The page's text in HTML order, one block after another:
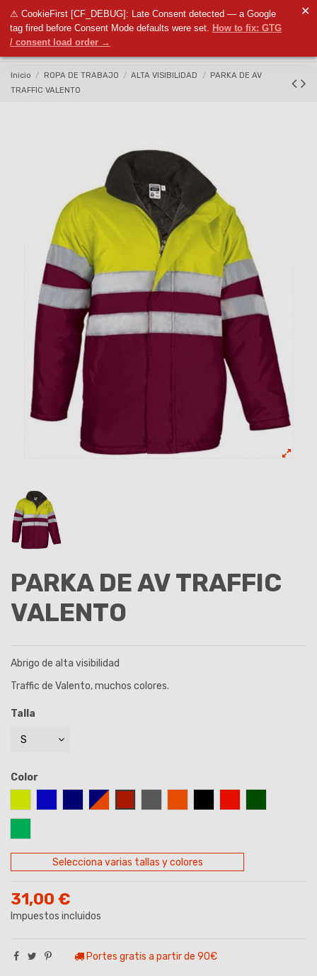
⚠ CookieFirst [CF_DEBUG]: Late Consent detected — a Google
tag fired before Consent Mode defaults were set. How to fix: GTG
/ consent load order →
✕
Inicio ROPA DE TRABAJO ALTA VISIBILIDAD
PARKA DE AV
TRAFFIC VALENTO
PARKA DE AV TRAFFIC
VALENTO
Abrigo de alta visibilidad
Traffic de Valento, muchos colores.
Talla
Color
AZUL ROYALAZUL MARINO
AZUL MARINO/NARANJA
Selecciona varias tallas y colores
31,00 €
Impuestos incluidos
Portes gratis a partir de 90€